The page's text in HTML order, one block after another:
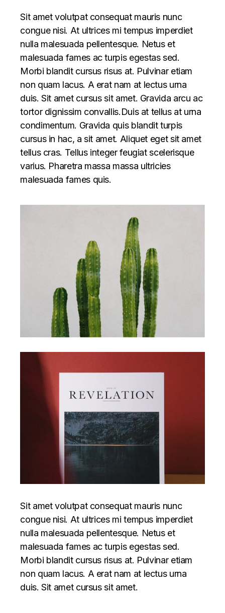
Sit amet volutpat consequat mauris nunc
congue nisi. At ultrices mi tempus imperdiet
nulla malesuada pellentesque. Netus et
malesuada fames ac turpis egestas sed.
Morbi blandit cursus risus at. Pulvinar etiam
non quam lacus. A erat nam at lectus urna
duis. Sit amet cursus sit amet. Gravida arcu ac
tortor dignissim convallis.Duis at tellus at urna
condimentum. Gravida quis blandit turpis
cursus in hac, a sit amet. Aliquet eget sit amet
tellus cras. Tellus integer feugiat scelerisque
varius. Pharetra massa massa ultricies
malesuada fames quis.
Sit amet volutpat consequat mauris nunc
congue nisi. At ultrices mi tempus imperdiet
nulla malesuada pellentesque. Netus et
malesuada fames ac turpis egestas sed.
Morbi blandit cursus risus at. Pulvinar etiam
non quam lacus. A erat nam at lectus urna
duis. Sit amet cursus sit amet.